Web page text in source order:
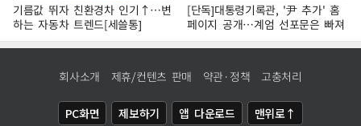
기름값 뛰자 친환경차 인기↑…변
하는 자동차 트렌드[세쓸통]
[단독]대통령기록관, '尹 추가' 홈
페이지 공개…계엄 선포문은 빠져
회사소개 제휴/컨텐츠 판매 약관·정책 고충처리
PC화면 제보하기 앱 다운로드 맨위로↑